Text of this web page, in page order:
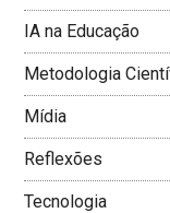
IA na Educação
Metodologia
Mí­dia
Reflexões
Tecnologia